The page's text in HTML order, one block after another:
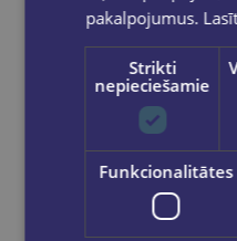
pakalpojumus.
Strikti
nepieciešamie
Funkcionalitātes